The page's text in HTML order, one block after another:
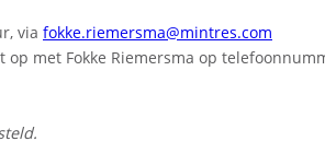
via fokke.riemersma@mintres.com
met Fokke Riemersma op